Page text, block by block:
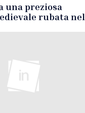
una preziosa
rubata nel